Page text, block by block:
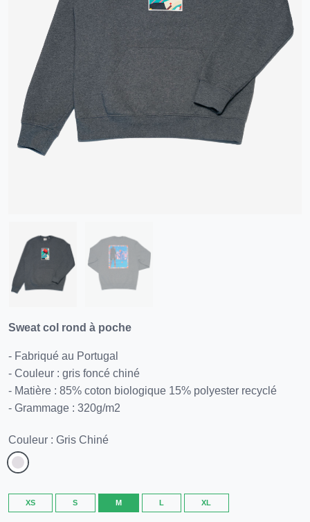
Sweat col rond à poche
- Fabriqué au Portugal
- Couleur : gris foncé chiné
- Matière : 85% coton biologique 15% polyester recyclé
- Grammage : 320g/m2
Couleur : Gris Chiné
XS S M L XL